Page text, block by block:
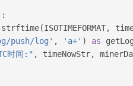
push/log' , 'a+' ) as
时间:" , timeNowStr,